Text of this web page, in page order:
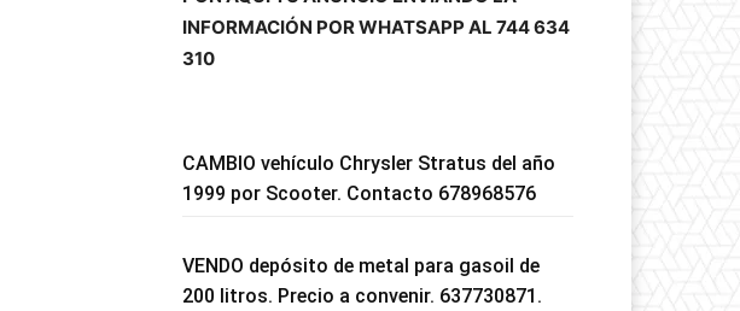
INFORMACIÓN POR WHATSAPP AL 744 634
310
CAMBIO vehículo Chrysler Stratus del año
1999 por Scooter. Contacto 678968576
VENDO depósito de metal para gasoil de
200 litros. Precio a convenir. 637730871.